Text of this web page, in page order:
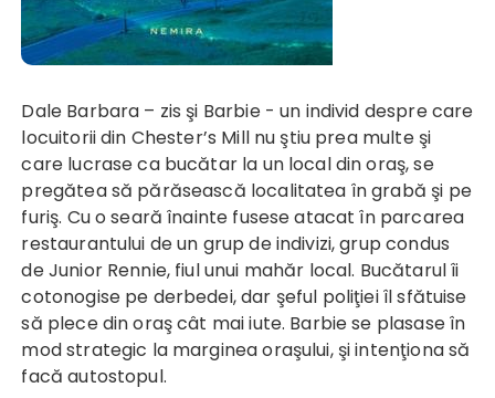
Dale Barbara – zis şi Barbie - un individ despre care
locuitorii din Chester’s Mill nu ştiu prea multe şi
care lucrase ca bucătar la un local din oraş, se
pregătea să părăsească localitatea în grabă şi pe
furiş. Cu o seară înainte fusese atacat în parcarea
restaurantului de un grup de indivizi, grup condus
de Junior Rennie, fiul unui mahăr local. Bucătarul îi
cotonogise pe derbedei, dar şeful poliţiei îl sfătuise
să plece din oraş cât mai iute. Barbie se plasase în
mod strategic la marginea oraşului, şi intenţiona să
facă autostopul.